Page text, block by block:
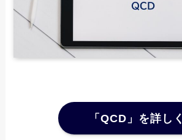
「QCD」を詳しく